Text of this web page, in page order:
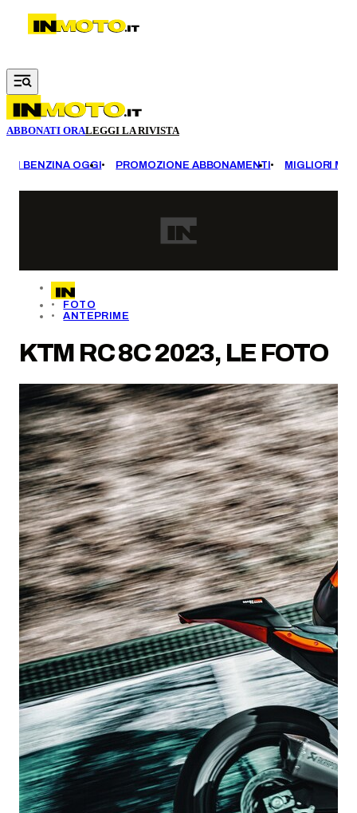
Vai al contenuto principale
ABBONATI ORALEGGI LA RIVISTA
BENZINA OGGI PROMOZIONE ABBONAMENTI MIGLIORI
FOTO
ANTEPRIME
KTM RC 8C 2023, LE FOTO